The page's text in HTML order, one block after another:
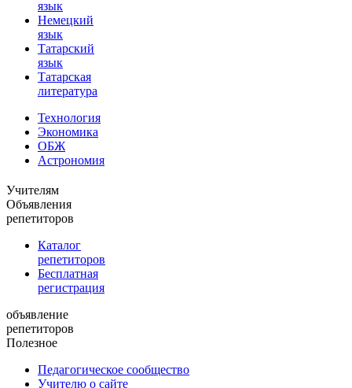
язык
Немецкий
язык
Татарский
язык
Татарская
литература
Технология
Экономика
ОБЖ
Астрономия
Учителям
Объявления
репетиторов
Каталог
репетиторов
Бесплатная
регистрация
объявление
репетиторов
Полезное
Педагогическое сообщество
Учителю о сайте